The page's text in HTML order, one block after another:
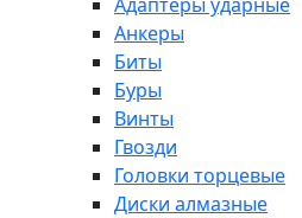
Анкеры
Биты
Буры
Винты
Гвозди
Головки торцевые
Диски алмазные